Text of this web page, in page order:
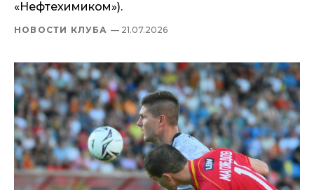
«Нефтехимиком»).
НОВОСТИ КЛУБА — 21.07.2026